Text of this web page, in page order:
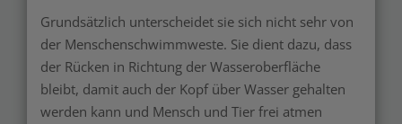
Grundsätzlich unterscheidet sie sich nicht sehr von
der Menschenschwimmweste. Sie dient dazu, dass
der Rücken in Richtung der Wasseroberfläche
bleibt, damit auch der Kopf über Wasser gehalten
werden kann und Mensch und Tier frei atmen